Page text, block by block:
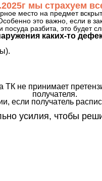
мы страхуем
место на предмет
это важно, если в
посуда разбита, это будет
каких-то
не принимает
получателя.
если получатель
усилия, чтобы